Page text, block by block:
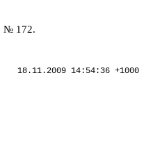
№ 172.
18.11.2009 14:54:36 +1000